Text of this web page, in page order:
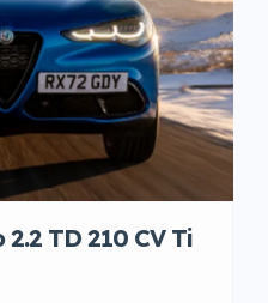
TD 210 CV Ti